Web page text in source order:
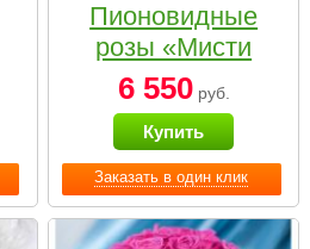
Заказать в один клик
Пионовидные
розы «Мисти
бабблс» в
черной коробке
Small
6 550руб.
Купить